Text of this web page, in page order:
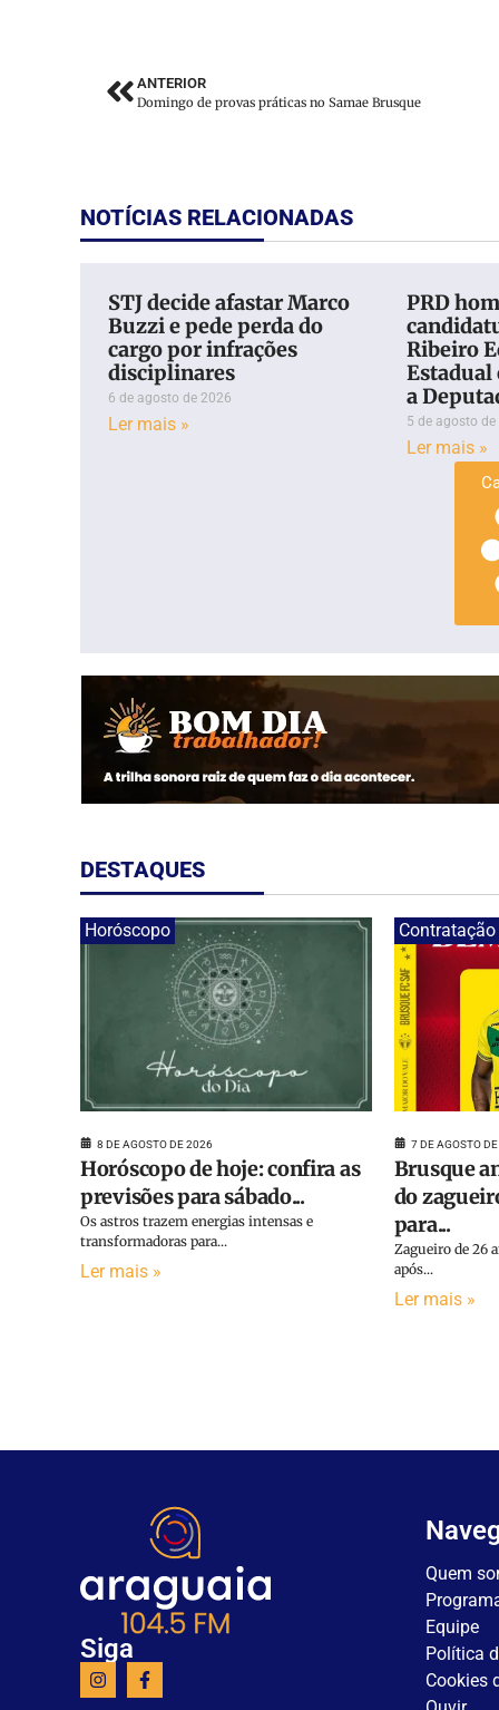
ANTERIOR
Domingo de provas práticas no Samae Brusque
NOTÍCIAS RELACIONADAS
STJ decide afastar Marco
Buzzi e pede perda do
cargo por infrações
disciplinares
6 de agosto de 2026
Ler mais »
PRD
Ribeiro
Estadual
a
5 de agosto
Ler mais »
DESTAQUES
Horóscopo
8 DE AGOSTO DE 2026
Horóscopo de hoje: confira as
previsões para sábado...
Os astros trazem energias intensas e
transformadoras para...
Ler mais »
Contratação
7 DE AGOSTO
Brusque
do
para...
Zagueiro de 26
após...
Ler mais »
Siga
Quem
Equipe
Política
Cookies